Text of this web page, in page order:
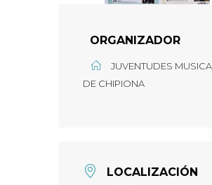
ORGANIZADOR
JUVENTUDES
DE CHIPIONA
LOCALIZACIÓN